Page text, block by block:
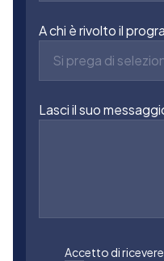
A chi è rivolto il
Si prega di
Lasci il suo
Accetto di